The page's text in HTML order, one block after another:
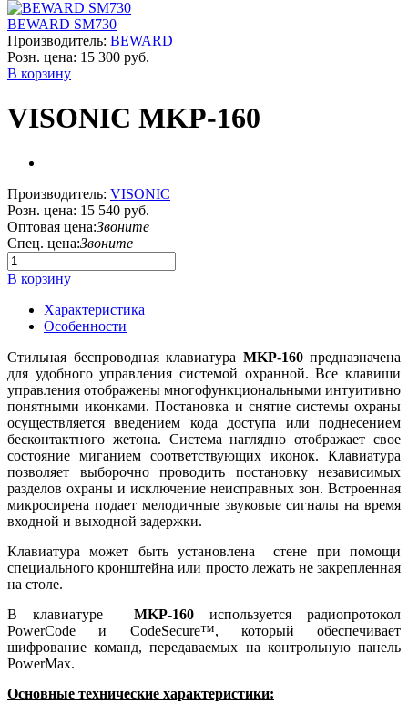
BEWARD SM730
Производитель: BEWARD
Розн. цена: 15 300 руб.
В корзину
VISONIC MKP-160
Производитель: VISONIC
Розн. цена: 15 540 руб.
Оптовая цена:Звоните
Спец. цена:Звоните
В корзину
Характеристика
Особенности
Стильная беспроводная клавиатура MKP-160предназначена
для удобного управления системой охранной. Все клавиши
управления отображены многофункциональными интуитивно
понятными иконками. Постановка и снятие системы охраны
осуществляется введением кода доступа или поднесением
бесконтактного жетона. Система наглядно отображает свое
состояние миганием соответствующих иконок. Клавиатура
позволяет выборочно проводить постановку независимых
разделов охраны и исключение неисправных зон. Встроенная
микросирена подает мелодичные звуковые сигналы на время
входной и выходной задержки.
Клавиатура может быть установлена стене при помощи
специального кронштейна или просто лежать не закрепленная
на столе.
В клавиатуре MKP-160 используется радиопротокол
PowerCode и CodeSecure™, который обеспечивает
шифрование команд, передаваемых на контрольную панель
PowerMax.
Основные технические характеристики: